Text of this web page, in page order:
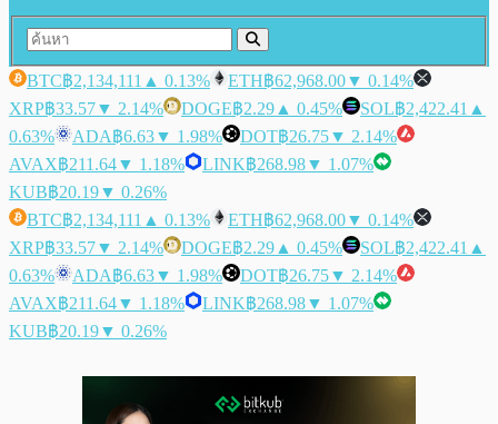
BTC฿2,134,111 ▲ 0.13% ETH฿62,968.00▼ 0.14%
XRP฿33.57▼ 2.14% DOGE฿2.29 ▲ 0.45% SOL฿2,422.41 ▲
0.63%
ADA฿6.63▼ 1.98% DOT฿26.75▼ 2.14%
AVAX฿211.64▼ 1.18% LINK฿268.98▼ 1.07%
KUB฿20.19▼ 0.26%
BTC฿2,134,111 ▲ 0.13% ETH฿62,968.00▼ 0.14%
XRP฿33.57▼ 2.14% DOGE฿2.29 ▲ 0.45% SOL฿2,422.41 ▲
0.63%
ADA฿6.63▼ 1.98% DOT฿26.75▼ 2.14%
AVAX฿211.64▼ 1.18% LINK฿268.98▼ 1.07%
KUB฿20.19▼ 0.26%